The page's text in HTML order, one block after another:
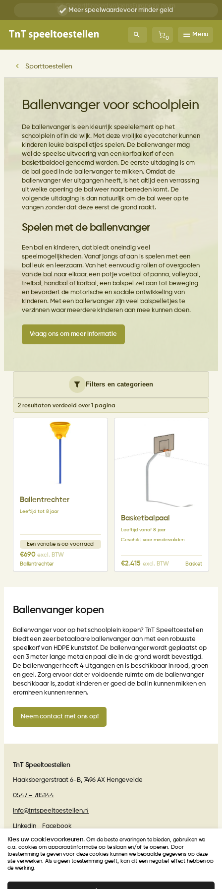
inhoud
Gecertificeerd volgens Europese norm
Meer speelwaardevoor minder geld
0
Menu
Sporttoestellen
Ballenvanger voor schoolplein
De ballenvanger is een kleurrijk speelelement op het
schoolplein of in de wijk. Met deze vrolijke eyecatcher kunnen
kinderen leuke balspelletjes spelen. De ballenvanger mag
wel de speelse uitvoering van een korfbalkorf of een
basketbaldoel genoemd worden. De eerste uitdaging is om
de bal goed in de ballenvanger te mikken. Omdat de
ballenvanger vier uitgangen heeft, is het altijd een verrassing
uit welke opening de bal weer naar beneden komt. De
volgende uitdaging is dan natuurlijk om de bal weer op te
vangen zonder dat deze eerst de grond raakt.
Spelen met de ballenvanger
Een bal en kinderen, dat biedt oneindig veel
speelmogelijkheden. Vanaf jongs af aan is spelen met een
bal leuk en leerzaam. Van het eenvoudig rollen of overgooien
van de bal naar elkaar, eenpotje voetbal of panna, volleybal,
trefbal, handbal of korfbal, een balspel zet aan tot beweging
en bevordert de motorische en sociale ontwikkeling van
kinderen. Met een ballenvanger zijn veel balspelletjes te
verzinnen waar meerdere kinderen aan mee kunnen doen.
Vraag ons om meer informatie
Filters en categorieen
2 resultaten verdeeld over 1 pagina
Ballentrechter
Leeftijd tot 8 jaar
Een variatie is op voorraad
€690 excl. BTW
Ballentrechter
Basketbalpaal
Leeftijd vanaf 8 jaar
Geschikt voor mindervaliden
€2.415 excl. BTW Basket
Ballenvanger kopen
Ballenvanger voor op het schoolplein kopen? TnT Speeltoestellen
biedt een zeer betaalbare ballenvanger aan met een robuuste
speelkorf van HDPE kunststof. De ballenvanger wordt geplaatst op
een 3 meter lange metalen paal die in de grond wordt bevestigd.
De ballenvanger heeft 4 uitgangen en is beschikbaar in rood, groen
en geel. Zorg ervoor dat er voldoende ruimte om de ballenvanger
beschikbaar is, zodat kinderen er goed de bal in kunnen mikken en
eromheen kunnen rennen.
Neem contact met ons op!
TnT Speeltoestellen
Haaksbergerstraat 6-B, 7496 AX Hengevelde
0547 – 785144
info@tntspeeltoestellen.nl
LinkedIn Facebook
Algemene voorwaarden
Beoordelingen van onze klanten
Kies uw cookievoorkeuren. Om de beste ervaringen te bieden, gebruiken we
o.a. cookies om apparaatinformatie op te slaan en/of te openen. Door
toestemming te geven voor deze cookies kunnen we bepaalde gegevens op deze
site verwerken. Als u geen toestemming geeft, kan dit een negatief effect hebben op
de werking.